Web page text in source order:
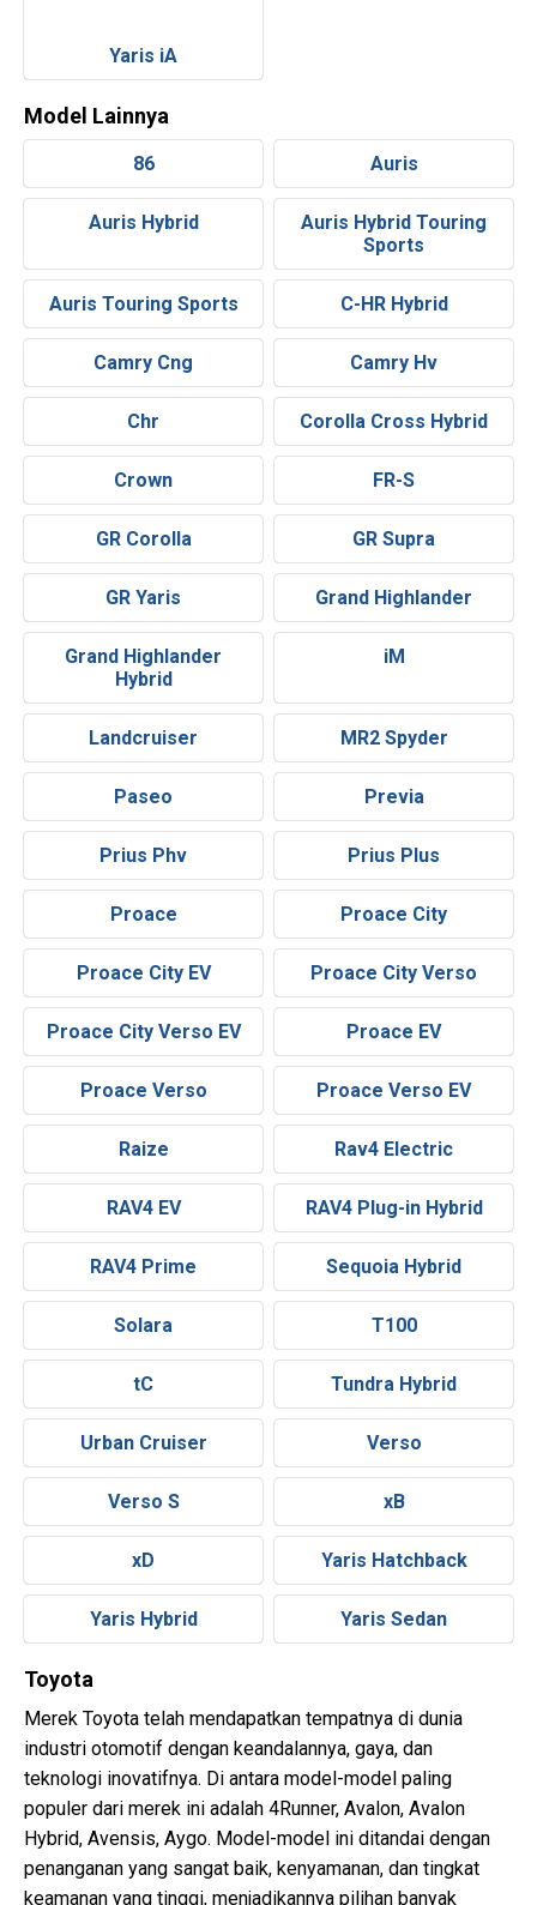
Yaris iA
Model Lainnya
86 Auris
Auris Hybrid
Auris Hybrid Touring
Sports
Auris Touring Sports C-HR Hybrid
Camry Cng Camry Hv
Chr Corolla Cross Hybrid
Crown FR-S
GR Corolla GR Supra
GR Yaris Grand Highlander
Grand Highlander
Hybrid
iM
Landcruiser MR2 Spyder
Paseo Previa
Prius Phv Prius Plus
Proace Proace City
Proace City EV Proace City Verso
Proace City Verso EV Proace EV
Proace Verso Proace Verso EV
Raize Rav4 Electric
RAV4 EV RAV4 Plug-in Hybrid
RAV4 Prime Sequoia Hybrid
Solara T100
tC Tundra Hybrid
Urban Cruiser Verso
Verso S xB
xD Yaris Hatchback
Yaris Hybrid Yaris Sedan
Toyota
Merek Toyota telah mendapatkan tempatnya di dunia
industri otomotif dengan keandalannya, gaya, dan
teknologi inovatifnya. Di antara model-model paling
populer dari merek ini adalah 4Runner, Avalon, Avalon
Hybrid, Avensis, Aygo. Model-model ini ditandai dengan
penanganan yang sangat baik, kenyamanan, dan tingkat
keamanan yang tinggi, menjadikannya pilihan banyak